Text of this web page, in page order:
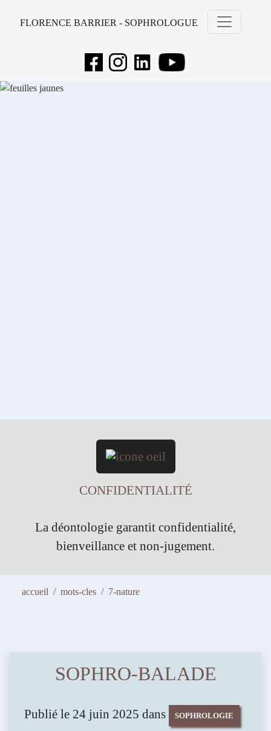
FLORENCE BARRIER - SOPHROLOGUE
SANS ENGAGEMENT
Inscrivez-vous pour un premier
téléphonique, gratuit et sans
accueil mots-cles 7-nature
SOPHRO-BALADE
Publié le 24 juin 2025 dans SOPHROLOGIE